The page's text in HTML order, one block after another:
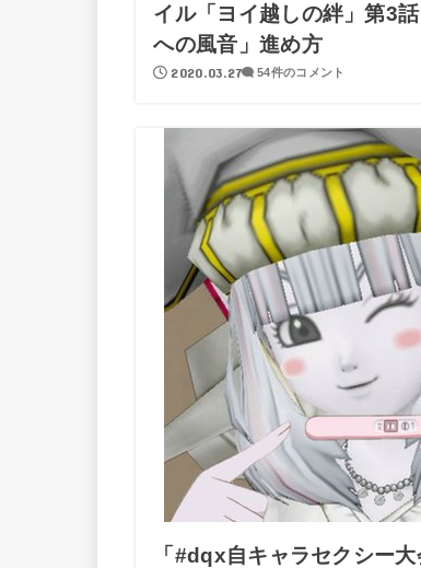
イル「ヨイ越しの絆」第3
への風音」進め方
2020.03.27 54件のコメント
「#dqx自キャラセクシー